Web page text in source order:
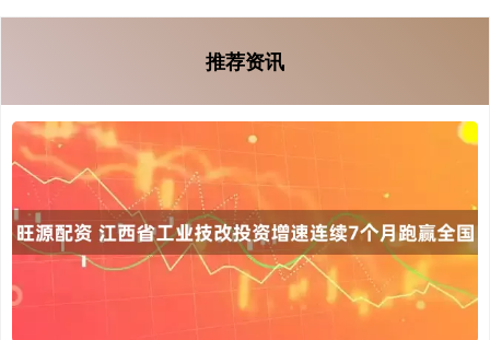
推荐资讯